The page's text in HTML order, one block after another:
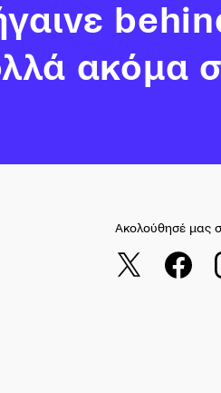
ακόμα
Ακολούθησέ μας